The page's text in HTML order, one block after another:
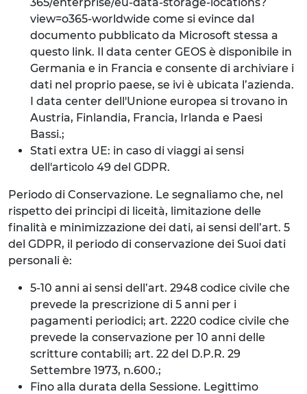
view=o365-worldwide come si evince dal
documento pubblicato da Microsoft stessa a
questo link. Il data center GEOS è disponibile in
Germania e in Francia e consente di archiviare i
dati nel proprio paese, se ivi è ubicata l’azienda.
I data center dell'Unione europea si trovano in
Austria, Finlandia, Francia, Irlanda e Paesi
Bassi.;
Stati extra UE: in caso di viaggi ai sensi
dell'articolo 49 del GDPR.
Periodo di Conservazione. Le segnaliamo che, nel
rispetto dei principi di liceità, limitazione delle
finalità e minimizzazione dei dati, ai sensi dell’art. 5
del GDPR, il periodo di conservazione dei Suoi dati
personali è:
5-10 anni ai sensi dell’art. 2948 codice civile che
prevede la prescrizione di 5 anni per i
pagamenti periodici; art. 2220 codice civile che
prevede la conservazione per 10 anni delle
scritture contabili; art. 22 del D.P.R. 29
Settembre 1973, n.600.;
Fino alla durata della Sessione. Legittimo